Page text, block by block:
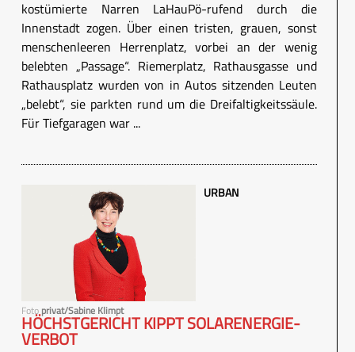
kostümierte Narren LaHauPö-rufend durch die
Innenstadt zogen. Über einen tristen, grauen, sonst
menschenleeren Herrenplatz, vorbei an der wenig
belebten „Passage“. Riemerplatz, Rathausgasse und
Rathausplatz wurden von in Autos sitzenden Leuten
„belebt“, sie parkten rund um die Dreifaltigkeitssäule.
Für Tiefgaragen war ...
Foto privat/Sabine Klimpt
URBAN
HÖCHSTGERICHT KIPPT SOLARENERGIE-
VERBOT